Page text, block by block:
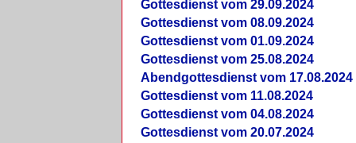
Gottesdienst vom 29.09.2024
Gottesdienst vom 08.09.2024
Gottesdienst vom 01.09.2024
Gottesdienst vom 25.08.2024
Abendgottesdienst vom 17.08.2024
Gottesdienst vom 11.08.2024
Gottesdienst vom 04.08.2024
Gottesdienst vom 20.07.2024